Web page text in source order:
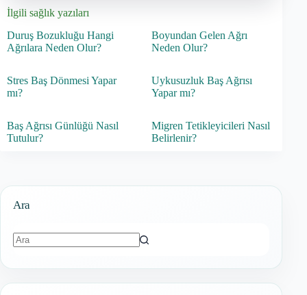
İlgili sağlık yazıları
Duruş Bozukluğu Hangi
Ağrılara Neden Olur?
Boyundan Gelen Ağrı
Neden Olur?
Stres Baş Dönmesi Yapar
mı?
Uykusuzluk Baş Ağrısı
Yapar mı?
Baş Ağrısı Günlüğü Nasıl
Tutulur?
Migren Tetikleyicileri Nasıl
Belirlenir?
Ara